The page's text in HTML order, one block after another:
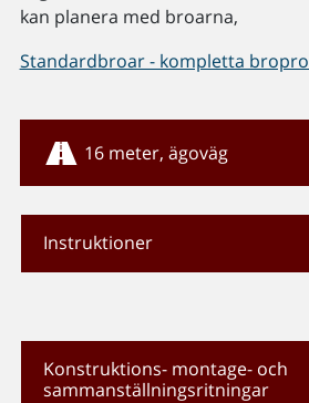
kan planera med broarna,
Standardbroar - kompletta
16 meter, ägoväg
Instruktioner
Konstruktions- montage- och
sammanställningsritningar